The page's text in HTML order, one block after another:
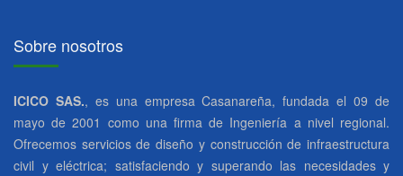
Sobre nosotros
ICICO SAS., es una empresa Casanareña, fundada el 09 de
mayo de 2001 como una firma de Ingeniería a nivel regional.
Ofrecemos servicios de diseño y construcción de infraestructura
civil y eléctrica; satisfaciendo y superando las necesidades y